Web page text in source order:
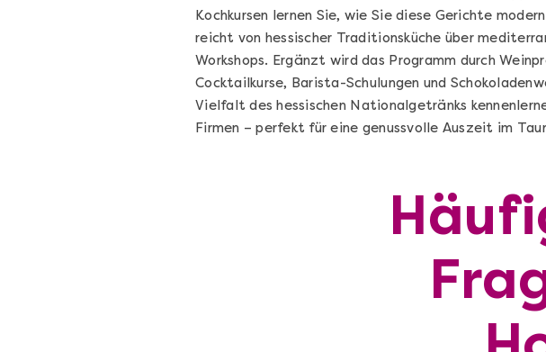
Sushi
Sushi
Kochkursen lernen Sie, wie Sie diese Gerichte
reicht von hessischer Traditionsküche über
Workshops. Ergänzt wird das Programm durch
Cocktailkurse, Barista-Schulungen und
Vielfalt des hessischen Nationalgetränks
Firmen – perfekt für eine genussvolle Auszeit im